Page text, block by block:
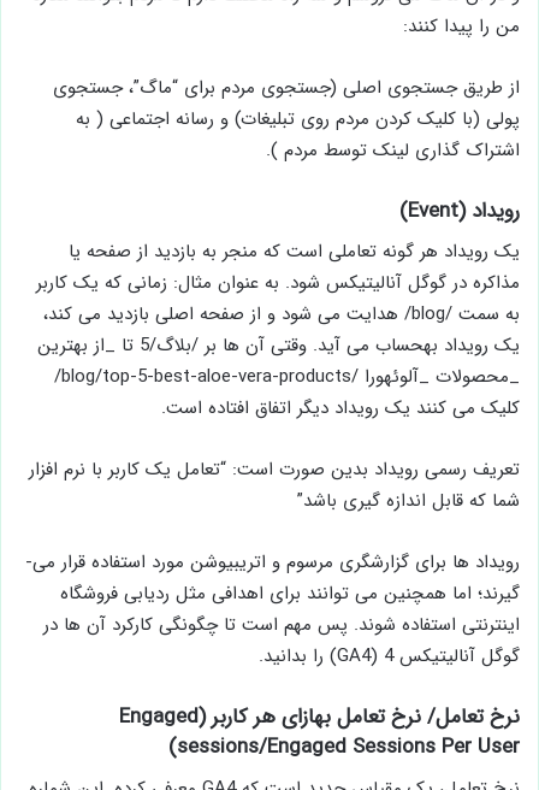
من را پیدا کنند:
از طریق جستجوی اصلی (جستجوی مردم برای “ماگ”، جستجوی
پولی (با کلیک کردن مردم روی تبلیغات) و رسانه اجتماعی ( به
اشتراک گذاری لینک توسط مردم ).
رویداد (Event)
یک رویداد هر گونه تعاملی است که منجر به بازدید از صفحه یا
مذاکره در گوگل آنالیتیکس شود. به­ عنوان مثال: زمانی ­که یک کاربر
به سمت /blog/ هدایت می ­شود و از صفحه اصلی بازدید می ­کند،
یک رویداد به­حساب می ­آید. وقتی آن ­ها بر /بلاگ/5 تا _از بهترین
_محصولات _آلوئه­ورا /blog/top-5-best-aloe-vera-products/
کلیک می ­کنند یک رویداد دیگر اتفاق افتاده ­است.
تعریف رسمی رویداد بدین صورت است: “تعامل یک کاربر با نرم افزار
شما که قابل اندازه ­گیری باشد”
رویداد­ ها برای گزارشگری مرسوم و اتریبیوشن مورد استفاده قرار می­
گیرند؛ اما همچنین می ­توانند برای اهدافی مثل ردیابی فروشگاه
اینترنتی استفاده شوند. پس مهم است تا چگونگی کارکرد آن ­ها در
گوگل آنالیتیکس 4 (GA4) را بدانید.
نرخ تعامل/ نرخ تعامل به­ازای هر کاربر (Engaged
sessions/Engaged Sessions Per User)